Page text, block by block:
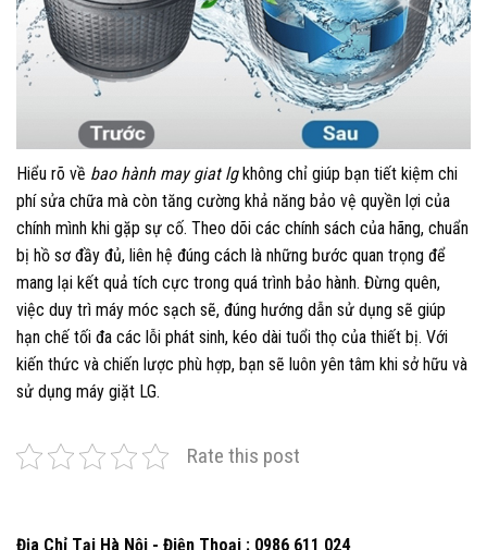
Hiểu rõ về bao hành may giat lgkhông chỉ giúp bạn tiết kiệm chi
phí sửa chữa mà còn tăng cường khả năng bảo vệ quyền lợi của
chính mình khi gặp sự cố. Theo dõi các chính sách của hãng, chuẩn
bị hồ sơ đầy đủ, liên hệ đúng cách là những bước quan trọng để
mang lại kết quả tích cực trong quá trình bảo hành. Đừng quên,
việc duy trì máy móc sạch sẽ, đúng hướng dẫn sử dụng sẽ giúp
hạn chế tối đa các lỗi phát sinh, kéo dài tuổi thọ của thiết bị. Với
kiến thức và chiến lược phù hợp, bạn sẽ luôn yên tâm khi sở hữu và
sử dụng máy giặt LG.
Rate this post
Địa Chỉ Tại Hà Nội - Điện Thoại : 0986 611 024